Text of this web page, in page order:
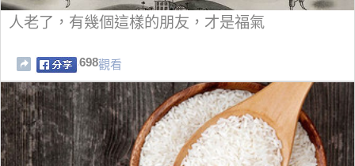
人老了，有幾個這樣的朋友，才是福氣
698觀看